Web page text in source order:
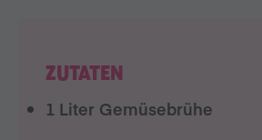
ZUTATEN
1 Liter Gemüsebrühe